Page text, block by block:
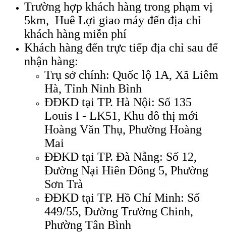
Trường hợp khách hàng trong phạm vị
5km, Huê Lợi giao máy đến địa chỉ
khách hàng miễn phí
Khách hàng đến trực tiếp địa chỉ sau để
nhận hàng:
Trụ sở chính: Quốc lộ 1A, Xã Liêm
Hà, Tỉnh Ninh Bình
ĐĐKD tại TP. Hà Nội: Số 135
Louis I - LK51, Khu đô thị mới
Hoàng Văn Thụ, Phường Hoàng
Mai
ĐĐKD tại TP. Đà Nẵng: Số 12,
Đường Nại Hiên Đông 5, Phường
Sơn Trà
ĐĐKD tại TP. Hồ Chí Minh: Số
449/55, Đường Trường Chinh,
Phường Tân Bình